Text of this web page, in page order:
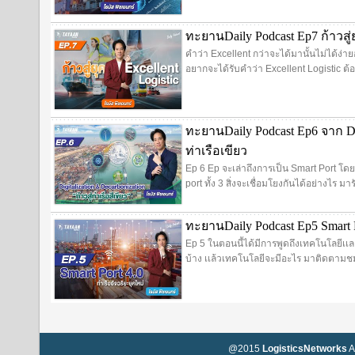
ทะยานDaily Podcast Ep7 ก้าวสู่
คำว่า Excellent กว่าจะได้มานั้นไม่ได้ง่า
อยากจะได้รับคำว่า Excellent Logistic
ทะยานDaily Podcast Ep6 จาก
ท่าเรือเขียว
Ep 6 Ep จะเล่าถึงการเป็น Smart Port
port ทั้ง 3 สิ่งจะเชื่อมโยงกันได้อย่างไร ม
ทะยานDaily Podcast Ep5
Ep 5 ในตอนนี้ได้มีการพูดถึงเทคโนโลยีเ
บ้าง เเล้วเทคโนโลยีจะมีอะไร มาติดตาม
@2015 LogisticsNetworks